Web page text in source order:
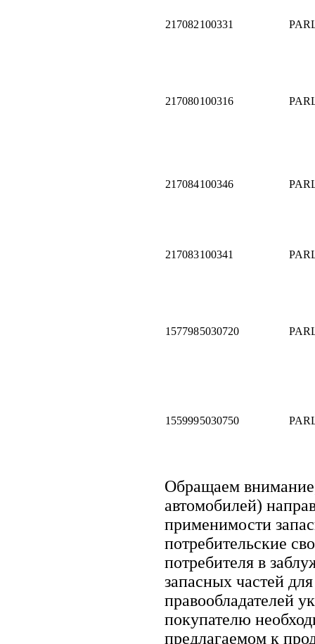
217082100331
217080100316
217084100346
217083100341
1577985030720
1559995030750
Обращаем
автомобилей)
применимости
потребительские
потребителя в
запасных частей
правообладателей
покупателю
предлагаемом к